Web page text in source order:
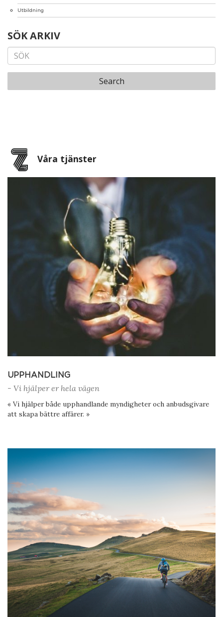
Utbildning
SÖK ARKIV
Search
Våra tjänster
UPPHANDLING
- Vi hjälper er hela vägen
« Vi hjälper både upphandlande myndigheter och anbudsgivare
att skapa bättre affärer. »